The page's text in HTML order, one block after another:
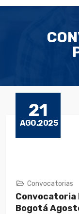
21
AGO,2025
Convocatorias
Convocatoria
Bogotá